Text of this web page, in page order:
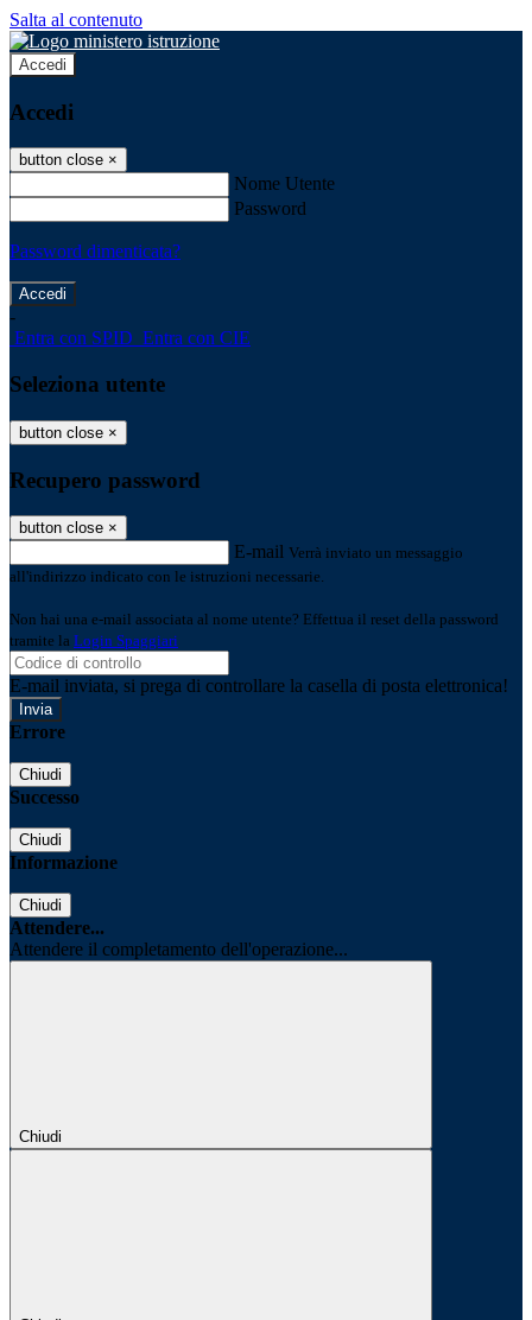
Salta al contenuto
Accedi
Accedi
button close ×
Nome Utente
Password
Password dimenticata?
-
Entra con SPID Entra con CIE
Seleziona utente
button close ×
Recupero password
button close ×
E-mail Verrà inviato un messaggio
all'indirizzo indicato con le istruzioni necessarie.
Non hai una e-mail associata al nome utente? Effettua il reset della password
tramite la Login Spaggiari
E-mail inviata, si prega di controllare la casella di posta elettronica!
Errore
Chiudi
Successo
Chiudi
Informazione
Chiudi
Attendere...
Attendere il completamento dell'operazione...
Chiudi